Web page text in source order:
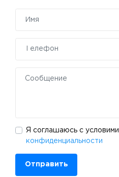
Я соглашаюсь с условими
конфиденциальности
Отправить